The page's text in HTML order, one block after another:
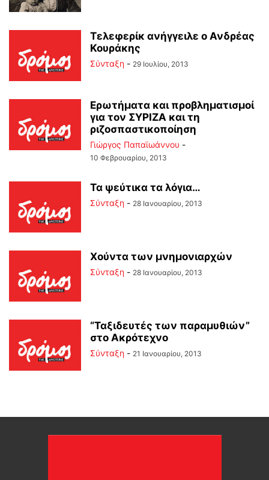
Τελεφερίκ ανήγγειλε ο Ανδρέας
Κουράκης
Σύνταξη - 29 Ιουλίου, 2013
Ερωτήματα και προβληματισμοί
για τον ΣΥΡΙΖΑ και τη
ριζοσπαστικοποίηση
Γιώργος Παπαϊωάννου -
10 Φεβρουαρίου, 2013
Τα ψεύτικα τα λόγια…
Σύνταξη - 28 Ιανουαρίου, 2013
Χούντα των μνημονιαρχών
Σύνταξη - 28 Ιανουαρίου, 2013
“Ταξιδευτές των παραμυθιών”
στο Ακρότεχνο
Σύνταξη - 21 Ιανουαρίου, 2013